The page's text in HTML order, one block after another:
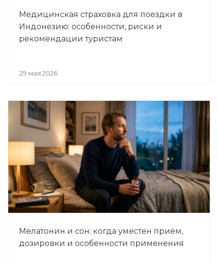
Медицинская страховка для поездки в
Индонезию: особенности, риски и
рекомендации туристам
29 мая 2026
Мелатонин и сон: когда уместен приём,
дозировки и особенности применения